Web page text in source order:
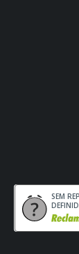
SEM